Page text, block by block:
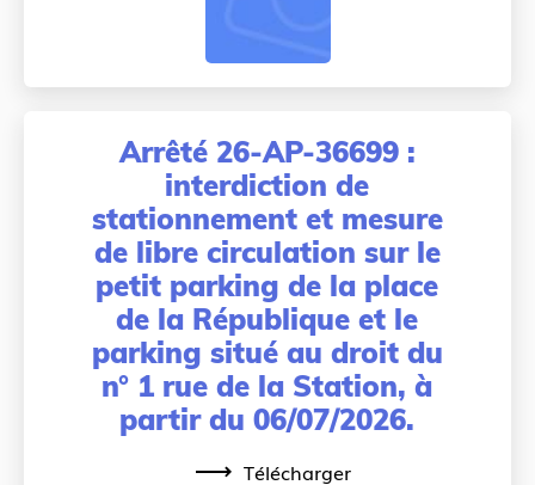
Arrêté 26-AP-36699 :
interdiction de
stationnement et mesure
de libre circulation sur le
petit parking de la place
de la République et le
parking situé au droit du
n° 1 rue de la Station, à
partir du 06/07/2026.
Télécharger